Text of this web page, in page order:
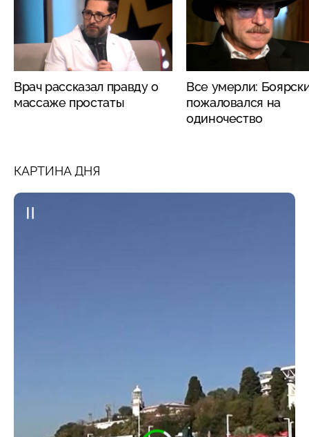
Врач рассказал правду о
массаже простаты
Все умерли:
пожаловался на
одиночество
КАРТИНА ДНЯ